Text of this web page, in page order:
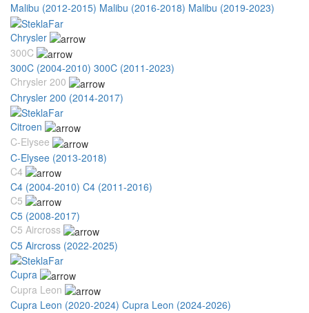
Malibu (2012-2015) Malibu (2016-2018) Malibu (2019-2023)
Chrysler
300C
300C (2004-2010) 300C (2011-2023)
Chrysler 200
Chrysler 200 (2014-2017)
Citroen
C-Elysee
C-Elysee (2013-2018)
C4
C4 (2004-2010) C4 (2011-2016)
C5
C5 (2008-2017)
C5 Aircross
C5 Aircross (2022-2025)
Cupra
Cupra Leon
Cupra Leon (2020-2024) Cupra Leon (2024-2026)